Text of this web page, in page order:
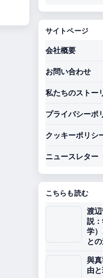
サイトページ
会社概要
お問い合わせ
私たちのストー
プライバシーポ
クッキーポリシ
ニュースレター
こちらも読む
渡
説
学
と
與
由